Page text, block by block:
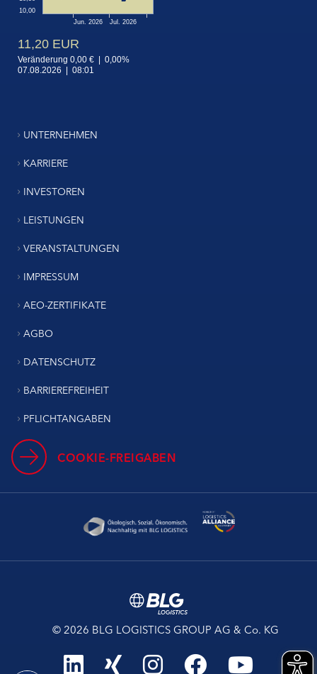
UNTERNEHMEN
KARRIERE
INVESTOREN
LEISTUNGEN
VERANSTALTUNGEN
IMPRESSUM
AEO-ZERTIFIKATE
AGBO
DATENSCHUTZ
BARRIEREFREIHEIT
PFLICHTANGABEN
COOKIE-FREIGABEN
© 2026 BLG LOGISTICS GROUP AG & Co. KG